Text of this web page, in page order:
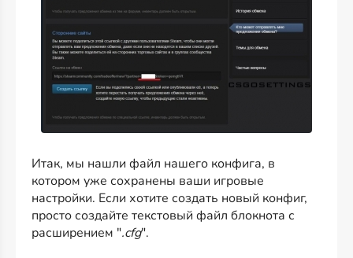
Итак, мы нашли файл нашего конфига, в
котором уже сохранены ваши игровые
настройки. Если хотите создать новый конфиг,
просто создайте текстовый файл блокнота с
расширением ".cfg".